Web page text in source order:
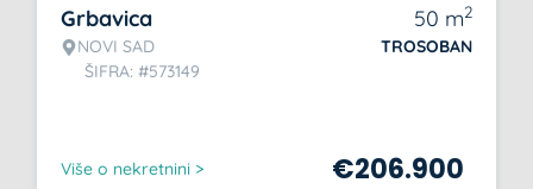
Grbavica
NOVI SAD
ŠIFRA: #573149
50 m2
TROSOBAN
Više o nekretnini > €206.900